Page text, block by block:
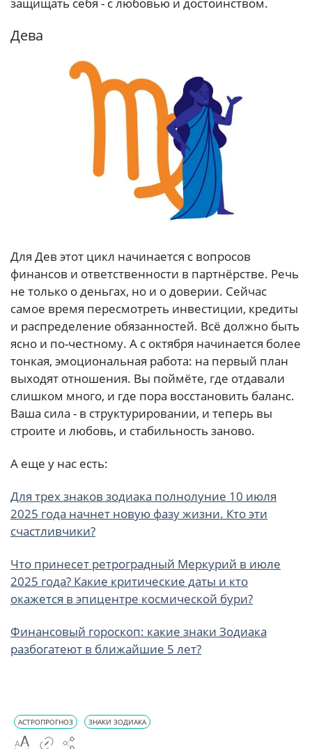
защищать себя - с любовью и достоинством.
Дева
Для Дев этот цикл начинается с вопросов
финансов и ответственности в партнёрстве. Речь
не только о деньгах, но и о доверии. Сейчас
самое время пересмотреть инвестиции, кредиты
и распределение обязанностей. Всё должно быть
ясно и по-честному. А с октября начинается более
тонкая, эмоциональная работа: на первый план
выходят отношения. Вы поймёте, где отдавали
слишком много, и где пора восстановить баланс.
Ваша сила - в структурировании, и теперь вы
строите и любовь, и стабильность заново.
А еще у нас есть:
Для трех знаков зодиака полнолуние 10 июля
2025 года начнет новую фазу жизни. Кто эти
счастливчики?
Что принесет ретроградный Меркурий в июле
2025 года? Какие критические даты и кто
окажется в эпицентре космической бури?
Финансовый гороскоп: какие знаки Зодиака
разбогатеют в ближайшие 5 лет?
АСТРОПРОГНОЗ ЗНАКИ ЗОДИАКА